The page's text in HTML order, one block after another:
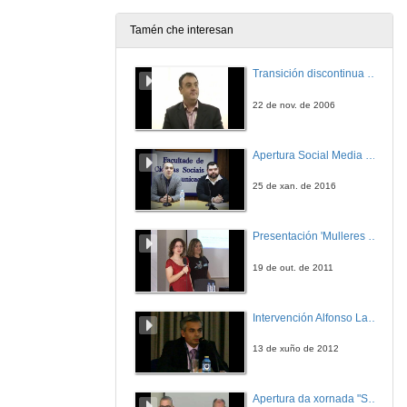
Tamén che interesan
Transición discontinua de partículas de microgel termosensible
22 de nov. de 2006
25 de xan. de 2016
Presentación 'Mulleres no software libre'
19 de out. de 2011
13 de xuño de 2012
Apertura da xornada "Smart-Energy, Smart-City"